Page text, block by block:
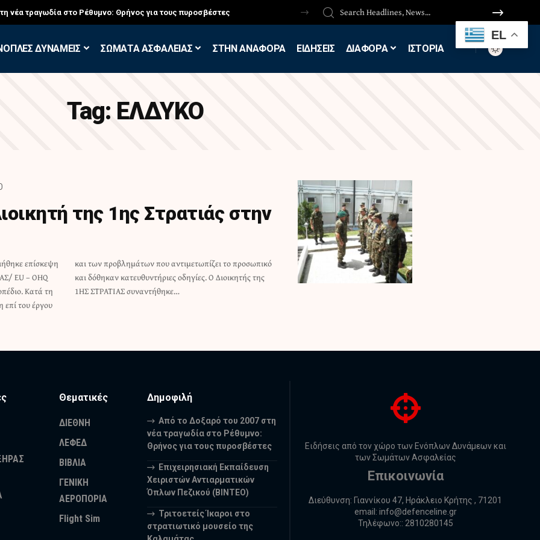
νέα τραγωδία στο Ρέθυμνο: Θρήνος για τους πυροσβέστες
ΔΥΝΑΜΕΙΣ ΣΩΜΑΤΑ ΑΣΦΑΛΕΙΑΣ ΣΤΗΝ ΑΝΑΦΟΡΑ ΕΙΔΗΣΕΙΣ ΔΙΑΦΟΡΑ ΙΣΤΟΡΙΑ
Tag: ΕΛΔΥΚΟ
της 1ης Στρατιάς στην
επίσκεψη
EU – OHQ
Κατά τη
επί του έργου
το προσωπικό
της
1ΗΣ ΣΤΡΑΤΙΑΣ συναντήθηκε…
Θεματικές
ΔΙΕΘΝΗ
ΛΕΦΕΔ
ΒΙΒΛΙΑ
ΓΕΝΙΚΗ
ΑΕΡΟΠΟΡΙΑ
Flight Sim
Δημοφιλή
Από το Δοξαρό του 2007 στη
νέα τραγωδία στο Ρέθυμνο:
Θρήνος για τους πυροσβέστες
Επιχειρησιακή Εκπαίδευση
Χειριστών Αντιαρματικών
Όπλων Πεζικού (ΒΙΝΤΕΟ)
Τριτοετείς Ίκαροι στο
στρατιωτικό μουσείο της
Ειδήσεις από τον χώρο των Ενόπλων Δυνάμεων και
των Σωμάτων Ασφαλείας
Επικοινωνία
Διεύθυνση: Γιαννίκου 47, Ηράκλειο Κρήτης , 71201
email: info@defenceline.gr
Τηλέφωνο:: 2810280145
EL